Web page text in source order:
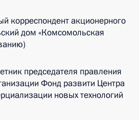
корреспондент акционерного
дом «Комсомольская
председателя правления
Фонд развити Центра
новых технологий